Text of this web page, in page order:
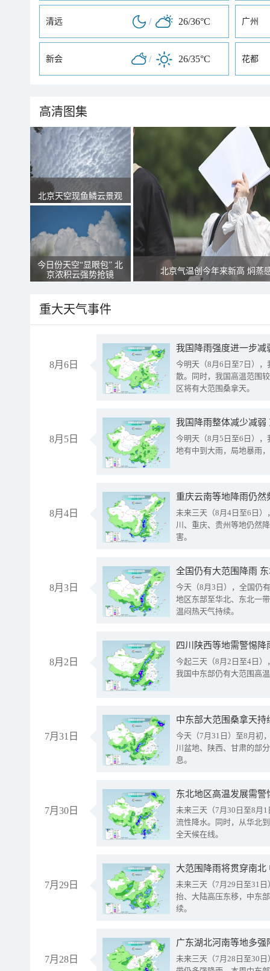
清远 / 26/36°C 广州
新会 / 26/35°C 花都
高清图集
北京天空现鱼鳞云景观
今日份天空“显眼包” 北
京浓积云强势抢镜
北京气温创今年来新高 焖蒸
重大天气事件
8月6日
今明天（8月6日至7日）
散。同时，我国高温范围
区将有大范围桑拿天。
8月5日
我国降雨整体减少减弱
今明天（8月5日至6日）
地有中到大雨，局地暴雨
8月4日
重庆云南等地降雨仍然
未来三天（8月4日至6日
川、重庆、贵州等地仍然
害。
8月3日
全国仍有大范围降雨
今天（8月3日），全国仍
地区东部至华北、东北一
温闷热天气持续。
8月2日
今起三天（8月2日至4日
我国中东部仍有大范围高
7月31日
中东部大范围桑拿天
今天（7月31日）至8月初
川盆地、陕西、甘肃的部
息。
7月30日
东北地区高温发展需
未来三天（7月30日至8月
流性降水。同时，从华北
全天候在线。
7月29日
大范围降雨将贯穿南
未来三天（7月29日至31
抬、大陆高压东移，中东
续。
7月28日
广东湖北河南等地多
未来三天（7月28日至30